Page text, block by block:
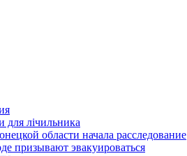
для лічильника
области начала расследование
призывают эвакуироваться